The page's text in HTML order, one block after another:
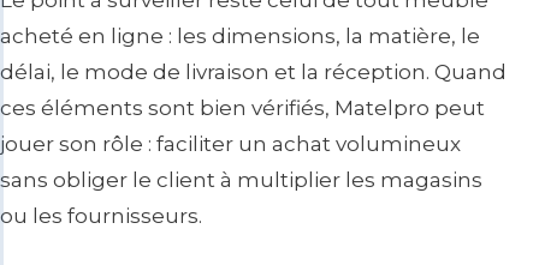
acheté en ligne : les dimensions, la matière, le
délai, le mode de livraison et la réception. Quand
ces éléments sont bien vérifiés, Matelpro peut
jouer son rôle : faciliter un achat volumineux
sans obliger le client à multiplier les magasins
ou les fournisseurs.